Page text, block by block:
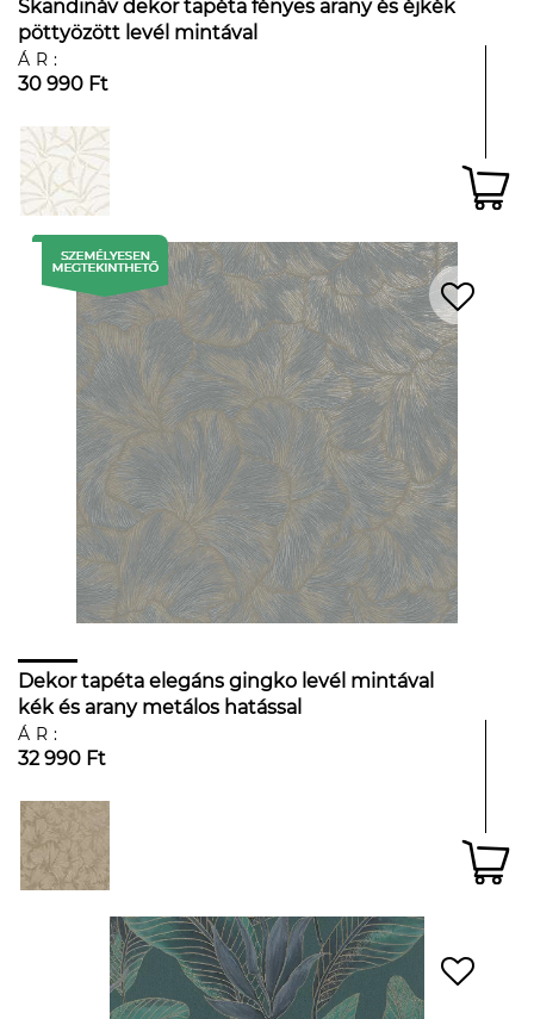
Skandináv dekor tapéta fényes arany és éjkék
pöttyözött levél mintával
ÁR:
30 990 Ft
Dekor tapéta elegáns gingko levél mintával
kék és arany metálos hatással
ÁR:
32 990 Ft